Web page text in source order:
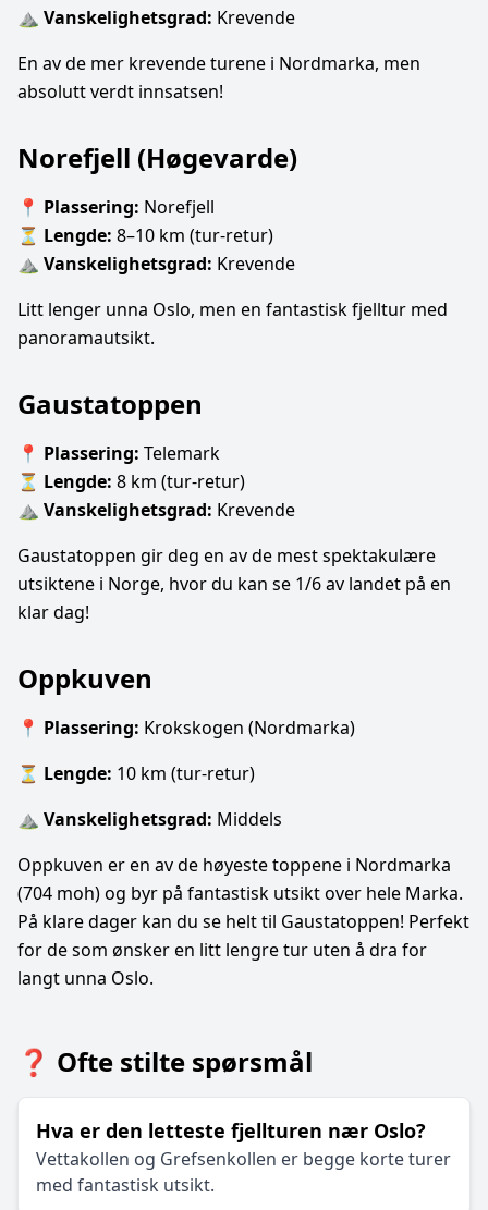
⛰ Vanskelighetsgrad: Krevende
En av de mer krevende turene i Nordmarka, men
absolutt verdt innsatsen!
Norefjell (Høgevarde)
📍 Plassering: Norefjell
⏳ Lengde: 8–10 km (tur-retur)
⛰ Vanskelighetsgrad: Krevende
Litt lenger unna Oslo, men en fantastisk fjelltur med
panoramautsikt.
Gaustatoppen
📍 Plassering: Telemark
⏳ Lengde: 8 km (tur-retur)
⛰ Vanskelighetsgrad: Krevende
Gaustatoppen gir deg en av de mest spektakulære
utsiktene i Norge, hvor du kan se 1/6 av landet på en
klar dag!
Oppkuven
📍 Plassering: Krokskogen (Nordmarka)
⏳ Lengde: 10 km (tur-retur)
⛰ Vanskelighetsgrad: Middels
Oppkuven er en av de høyeste toppene i Nordmarka
(704 moh) og byr på fantastisk utsikt over hele Marka.
På klare dager kan du se helt til Gaustatoppen! Perfekt
for de som ønsker en litt lengre tur uten å dra for
langt unna Oslo.
❓ Ofte stilte spørsmål
Hva er den letteste fjellturen nær Oslo?
Vettakollen og Grefsenkollen er begge korte turer
med fantastisk utsikt.